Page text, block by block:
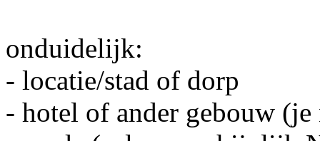
onduidelijk:
- locatie/stad of dorp
- hotel of ander gebouw